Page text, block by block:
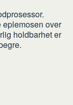
eplemosen over
holdbarhet er